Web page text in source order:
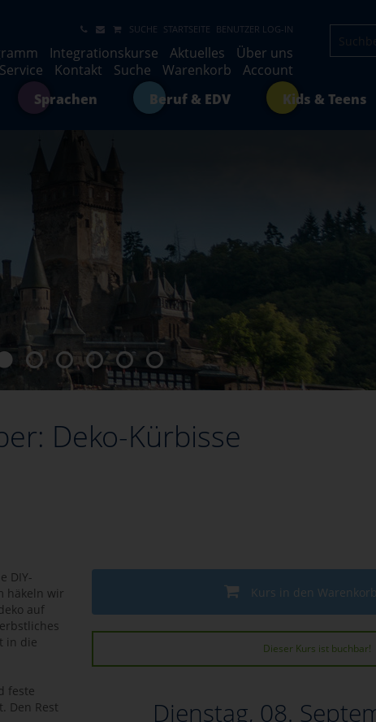
SUCHE STARTSEITE BENUTZER LOG-IN
Integrationskurse Aktuelles
Über uns
Service
Kontakt Suche Warenkorb
Account
Sprachen Beruf & EDV Kids & Teens
Deko-Kürbisse
Kurs in den
Dieser Kurs ist buchbar!
Dienstag, 08.
DIY-
häkeln wir
auf
in die
feste
Den Rest